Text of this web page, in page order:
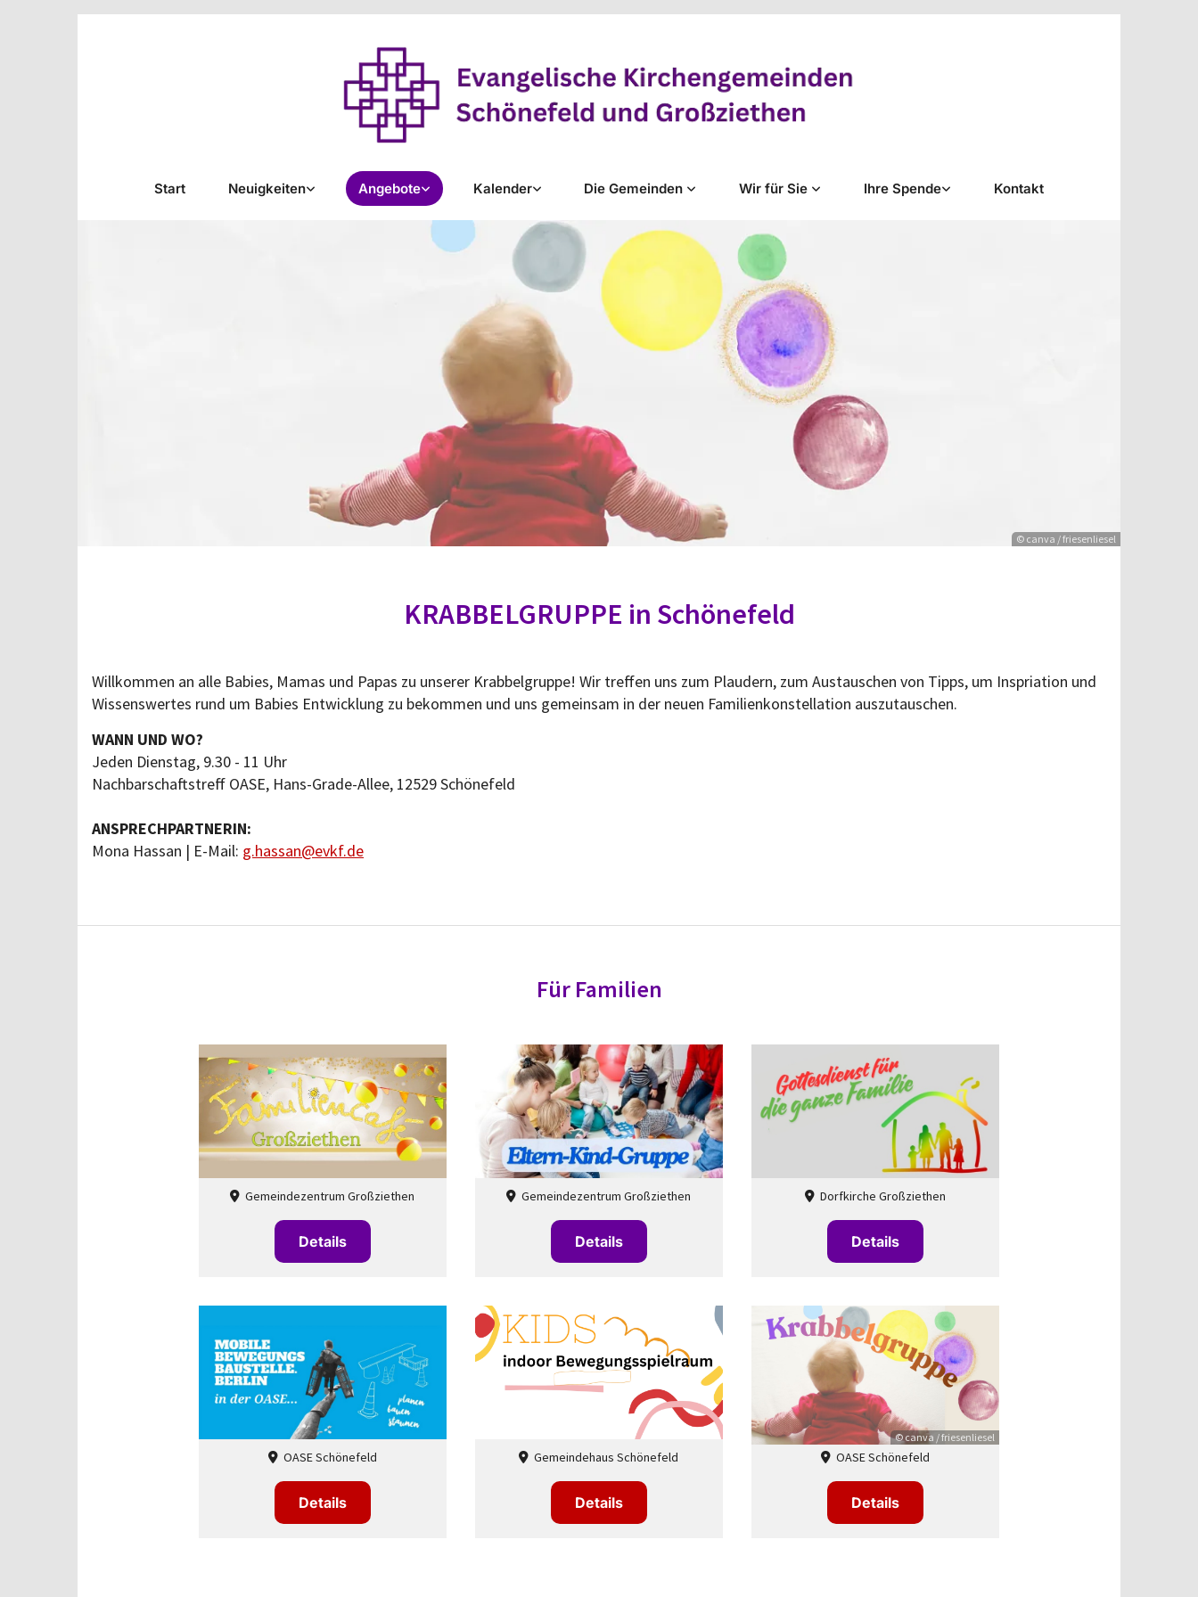
Start Neuigkeiten Angebote Kalender Die Gemeinden Wir für Sie Ihre Spende Kontakt
© canva / friesenliesel
KRABBELGRUPPE in Schönefeld
Willkommen an alle Babies, Mamas und Papas zu unserer Krabbelgruppe! Wir treffen uns zum Plaudern, zum Austauschen von Tipps, um Inspriation und
Wissenswertes rund um Babies Entwicklung zu bekommen und uns gemeinsam in der neuen Familienkonstellation auszutauschen.
WANN UND WO?
Jeden Dienstag, 9.30 - 11 Uhr
Nachbarschaftstreff OASE, Hans-Grade-Allee, 12529 Schönefeld
ANSPRECHPARTNERIN:
Mona Hassan | E-Mail: g.hassan@evkf.de
Für Familien
 Gemeindezentrum Großziethen
Details
 Gemeindezentrum Großziethen
Details
Dorfkirche Großziethen
Details
OASE Schönefeld
Details
 Gemeindehaus Schönefeld
Details
© canva / friesenliesel
OASE Schönefeld
Details